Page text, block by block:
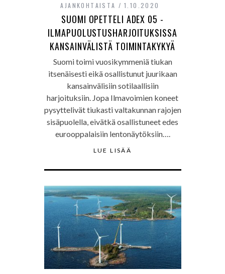
AJANKOHTAISTA 1.10.2020
SUOMI OPETTELI ADEX 05 -
ILMAPUOLUSTUSHARJOITUKSISSA
KANSAINVÄLISTÄ TOIMINTAKYKYÄ
Suomi toimi vuosikymmeniä tiukan
itsenäisesti eikä osallistunut juurikaan
kansainvälisiin sotilaallisiin
harjoituksiin. Jopa Ilmavoimien koneet
pysyttelivät tiukasti valtakunnan rajojen
sisäpuolella, eivätkä osallistuneet edes
eurooppalaisiin lentonäytöksiin….
LUE LISÄÄ